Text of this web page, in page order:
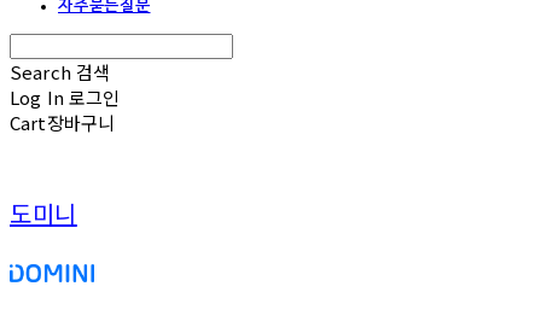
자주묻는질문
Search 검색
Log In로그인
Cart장바구니
도미니